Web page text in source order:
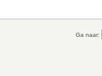
Ga naar: